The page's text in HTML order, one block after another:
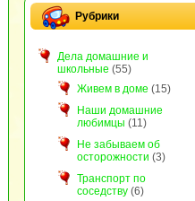
Рубрики
Дела домашние и
школьные (55)
Живем в доме (15)
Наши домашние
любимцы (11)
Не забываем об
осторожности (3)
Транспорт по
соседству(6)